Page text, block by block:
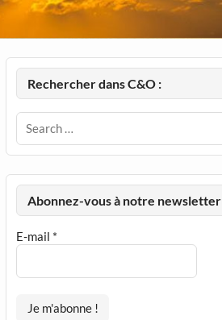
Rechercher dans C&O :
Abonnez-vous à notre newsletter
E-mail *